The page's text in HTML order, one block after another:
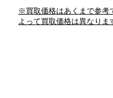
※買取価格はあくまで参考
よって買取価格は異なりま